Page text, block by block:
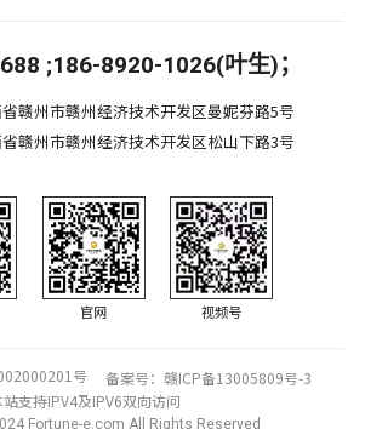
;186-8920-1026(叶生)；
赣州市赣州经济技术开发区曼妮芬路5号
赣州市赣州经济技术开发区松山下路3号
官网 视频号
号 备案号： 赣ICP备13005809号-3
站支持IPV4及IPV6双向访问
Fortune-e.com All Rights Reserved